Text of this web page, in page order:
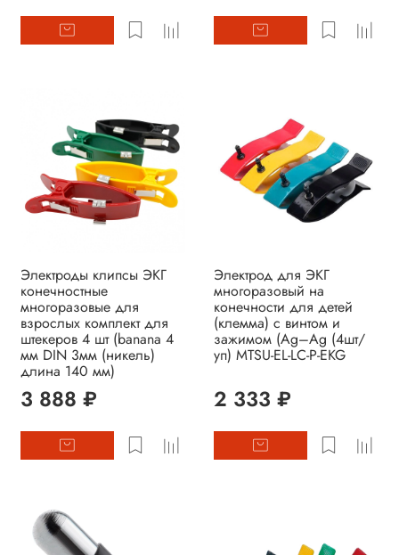
Электроды клипсы ЭКГ
конечностные
многоразовые для
взрослых комплект для
штекеров 4 шт (banana 4
мм DIN 3мм (никель)
длина 140 мм)
3 888 ₽
Электрод для ЭКГ
многоразовый на
конечности для детей
(клемма) с винтом и
зажимом (Ag–Ag (4шт/
уп) MTSU-EL-LC-P-EKG
2 333 ₽